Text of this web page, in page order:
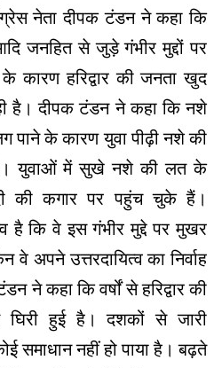
नेता दीपक टंडन ने कहा कि
जनहित से जुड़े गंभीर मुद्दों पर
के कारण हरिद्वार की जनता खुद
है। दीपक टंडन ने कहा कि नशे
पाने के कारण युवा पीढ़ी नशे की
है। युवाओं में सुखे नशे की लत के
की कगार पर पहुंच चुके हैं।
है कि वे इस गंभीर मुद्दे पर मुखर
अपने उत्तरदायित्व का निर्वाह
ने कहा कि वर्षों से हरिद्वार की
हुई है। दशकों से जारी
समाधान नहीं हो पाया है। बढ़ते